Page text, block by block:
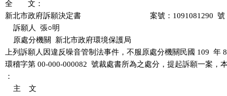
全 文：
新北市政府訴願決定書                                  案號：1091081290  號
    訴願人  張○明
    原處分機關  新北市政府環境保護局
上列訴願人因違反噪音管制法事件，不服原處分機關民國 109  年
環稽字第 00-000-000082  號裁處書所為之處分，提起訴願一案，
：
    主    文